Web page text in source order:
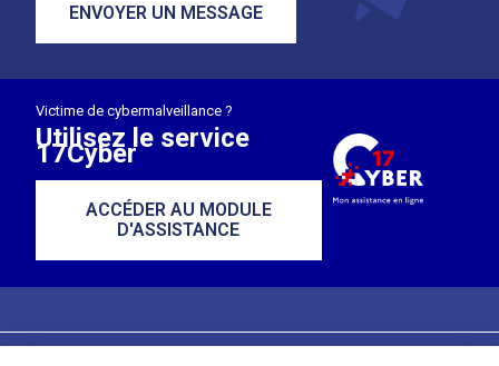
ENVOYER UN MESSAGE
Victime de cybermalveillance ?
Utilisez le service
17Cyber
ACCÉDER AU MODULE
D'ASSISTANCE